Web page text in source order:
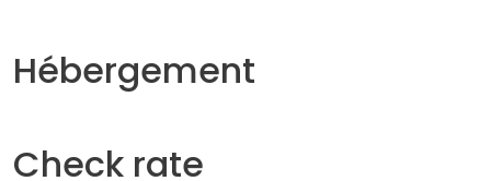
Hébergement
Check rate